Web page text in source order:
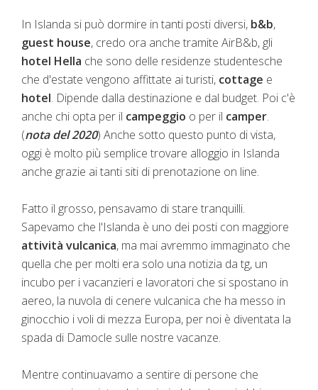
In Islanda si può dormire in tanti posti diversi, b&b,
guest house, credo ora anche tramite AirB&b, gli
hotel Hella che sono delle residenze studentesche
che d'estate vengono affittate ai turisti, cottage e
hotel. Dipende dalla destinazione e dal budget. Poi c'è
anche chi opta per il campeggio o per il camper.
(nota del 2020) Anche sotto questo punto di vista,
oggi è molto più semplice trovare alloggio in Islanda
anche grazie ai tanti siti di prenotazione on line.
Fatto il grosso, pensavamo di stare tranquilli.
Sapevamo che l'Islanda è uno dei posti con maggiore
attività vulcanica, ma mai avremmo immaginato che
quella che per molti era solo una notizia da tg, un
incubo per i vacanzieri e lavoratori che si spostano in
aereo, la nuvola di cenere vulcanica che ha messo in
ginocchio i voli di mezza Europa, per noi è diventata la
spada di Damocle sulle nostre vacanze.
Mentre continuavamo a sentire di persone che